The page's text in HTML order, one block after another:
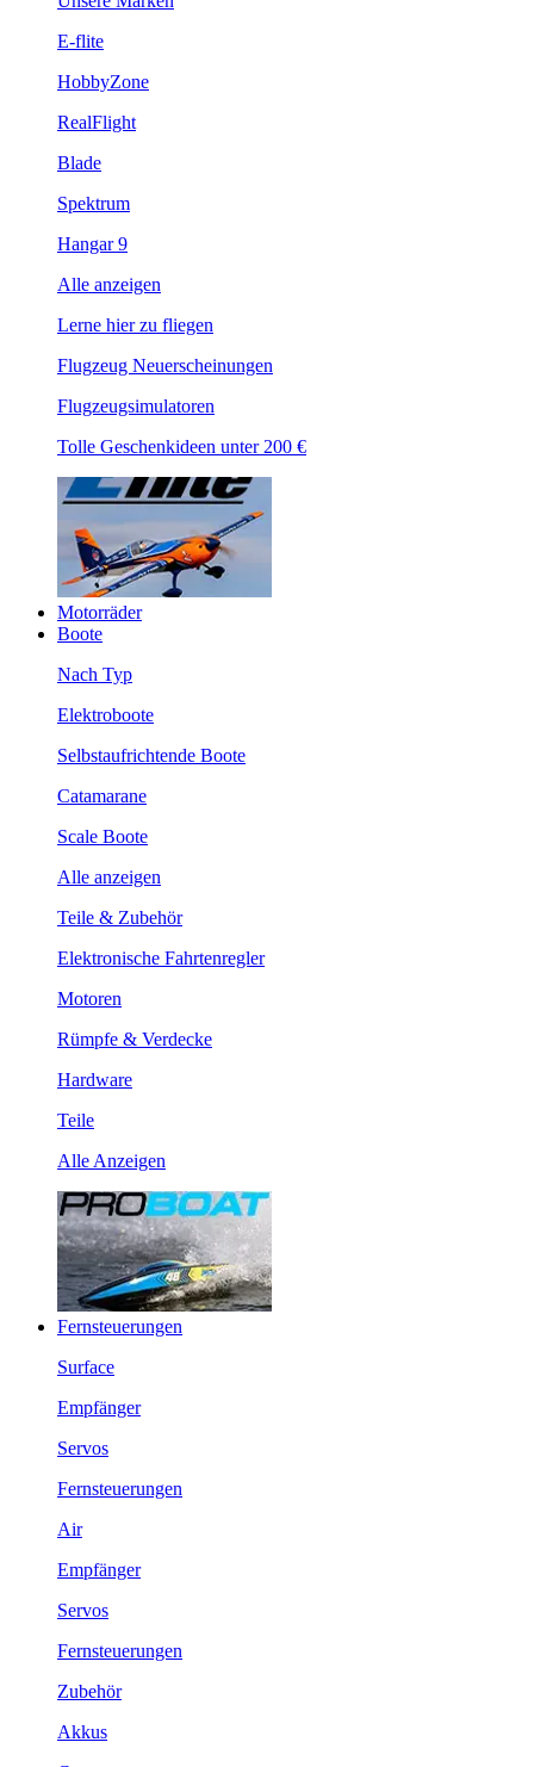
E-flite
HobbyZone
RealFlight
Blade
Spektrum
Hangar 9
Alle anzeigen
Lerne hier zu fliegen
Flugzeug Neuerscheinungen
Flugzeugsimulatoren
Tolle Geschenkideen unter 200 €
Motorräder
Boote
Nach Typ
Elektroboote
Selbstaufrichtende Boote
Catamarane
Scale Boote
Alle anzeigen
Teile & Zubehör
Elektronische Fahrtenregler
Motoren
Rümpfe & Verdecke
Hardware
Teile
Alle Anzeigen
Fernsteuerungen
Surface
Empfänger
Servos
Fernsteuerungen
Air
Empfänger
Servos
Fernsteuerungen
Zubehör
Akkus